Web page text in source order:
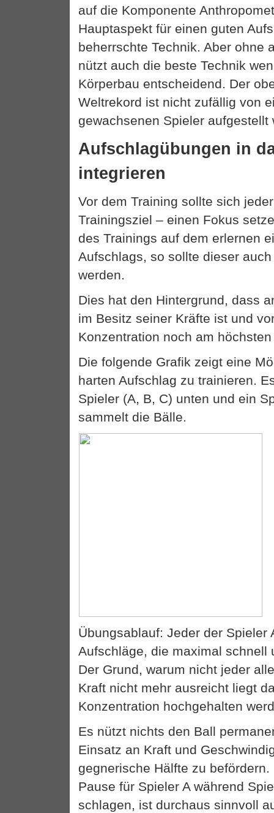
auf die Komponente
Hauptaspekt für einen guten
beherrschte Technik. Aber ohne
nützt auch die beste Technik
Körperbau entscheidend. Der
Weltrekord ist nicht zufällig von
gewachsenen Spieler aufgestellt
Aufschlagübungen in
integrieren
Vor dem Training sollte sich
Trainingsziel – einen Fokus
des Trainings auf dem erlernen
Aufschlags, so sollte dieser
werden.
Dies hat den Hintergrund, dass
im Besitz seiner Kräfte ist und
Konzentration noch am
Die folgende Grafik zeigt eine
harten Aufschlag zu trainieren.
Spieler (A, B, C) unten und ein
sammelt die Bälle.
Übungsablauf: Jeder der Spieler
Aufschläge, die maximal schnell
Der Grund, warum nicht jeder
Kraft nicht mehr ausreicht liegt
Konzentration hochgehalten
Es nützt nichts den Ball
Einsatz an Kraft und
gegnerische Hälfte zu
Pause für Spieler A während
schlagen, ist durchaus sinnvoll